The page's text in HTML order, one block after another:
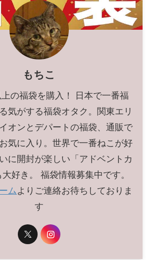
もちこ
の福袋を購入！ 日本で一番福
気がする福袋オタク。関東エリ
オンとデパートの福袋、通販で
気に入り。世界で一番ねこが好
に開封が楽しい「アドベントカ
好き。 福袋情報募集中です。
ムよりご連絡お待ちしておりま
す